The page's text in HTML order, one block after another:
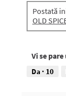
Postată
OLD
Vi se
Da · 10